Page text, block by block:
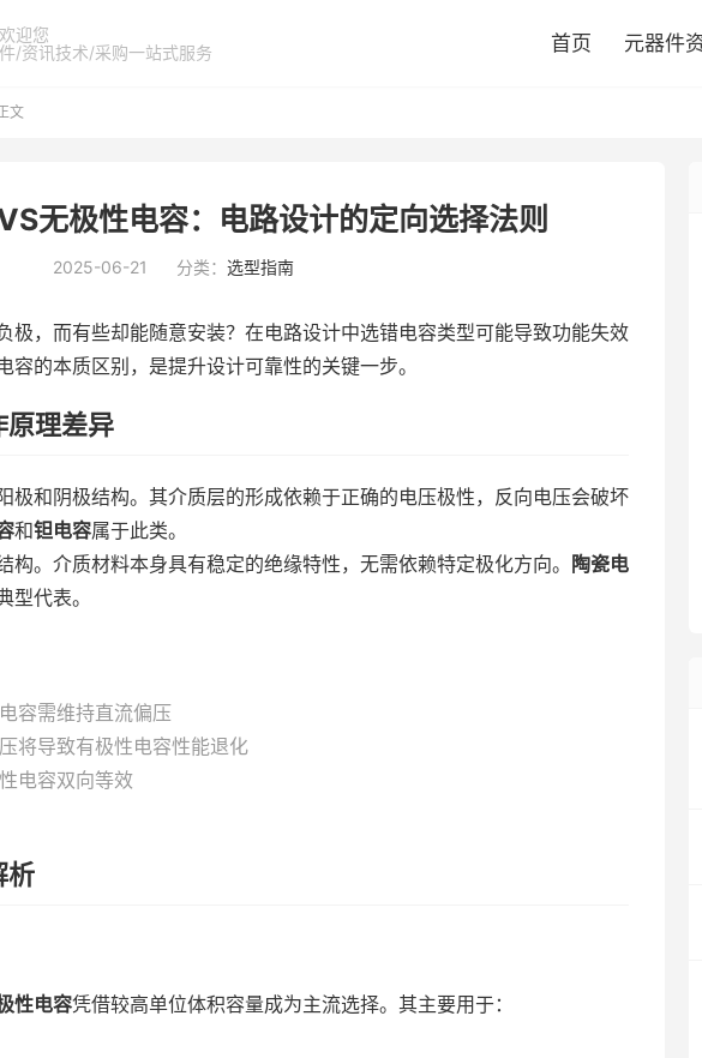
迎您
/资讯技术/采购一站式服务
首页 元器件
文
无极性电容：电路设计的定向选择法则
2025-06-21 分类： 选型指南
极，而有些却能随意安装？在电路设计中选错电容类型可能导致功能失效
容的本质区别，是提升设计可靠性的关键一步。
原理差异
极和阴极结构。其介质层的形成依赖于正确的电压极性，反向电压会破坏
和钽电容属于此类。
构。介质材料本身具有稳定的绝缘特性，无需依赖特定极化方向。
陶瓷电
型代表。
容需维持直流偏压
将导致有极性电容性能退化
电容双向等效
析
性电容凭借较高单位体积容量成为主流选择。其主要用于：